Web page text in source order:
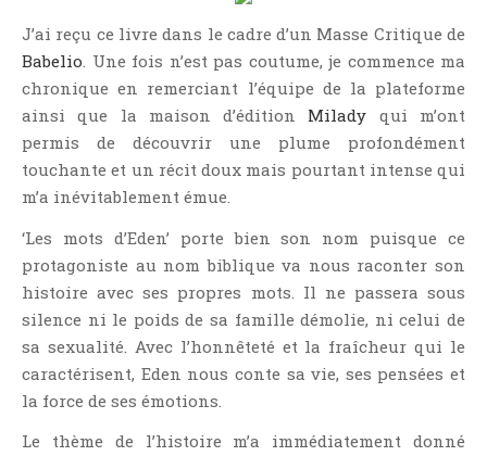
Historique
Horreur
Humour
Jeunesse
Light Novel
Littérature Belge
Littérature Classique
Littérature Contemporaine
Littérature Étrangère
Littérature Française
Littérature Gay
J’ai reçu ce livre dans le cadre d’un Masse Critique de
Babelio. Une fois n’est pas coutume, je commence ma
chronique en remerciant l’équipe de la plateforme
ainsi que la maison d’édition Milady qui m’ont
permis de découvrir une plume profondément
touchante et un récit doux mais pourtant intense qui
m’a inévitablement émue.
‘Les mots d’Eden’ porte bien son nom puisque ce
protagoniste au nom biblique va nous raconter son
histoire avec ses propres mots. Il ne passera sous
silence ni le poids de sa famille démolie, ni celui de
sa sexualité. Avec l’honnêteté et la fraîcheur qui le
caractérisent, Eden nous conte sa vie, ses pensées et
la force de ses émotions.
Le thème de l’histoire m’a immédiatement donné